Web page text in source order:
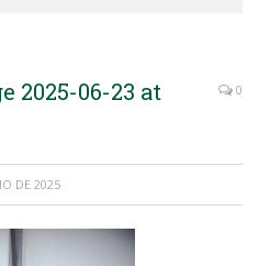
2025-06-23 at
0
DE 2025